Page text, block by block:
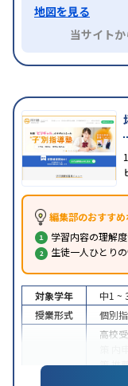
地図を見る
当サイト
編集部のおすすめ
学習内容の理解
生徒一人ひとり
対象学年 中1 ~
授業形式
個別
高校
策推